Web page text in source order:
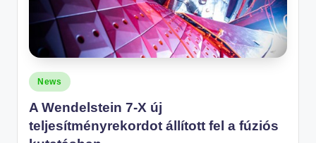
Posted
in
News
A Wendelstein 7-X új
teljesítményrekordot állított fel a fúziós